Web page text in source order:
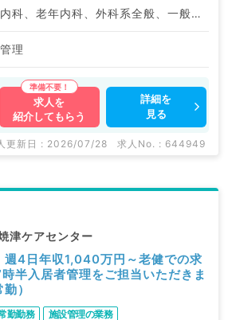
一般内科、老年内科、外科系全般、一般外科
理
求人を
紹介してもらう
詳細を
見る
更新日 : 2026/07/28 求人No. : 644949
津ケアセンター
週4日年収1,040万円～老健での求
半入居者管理をご担当いただきま
）
勤勤務 施設管理の業務